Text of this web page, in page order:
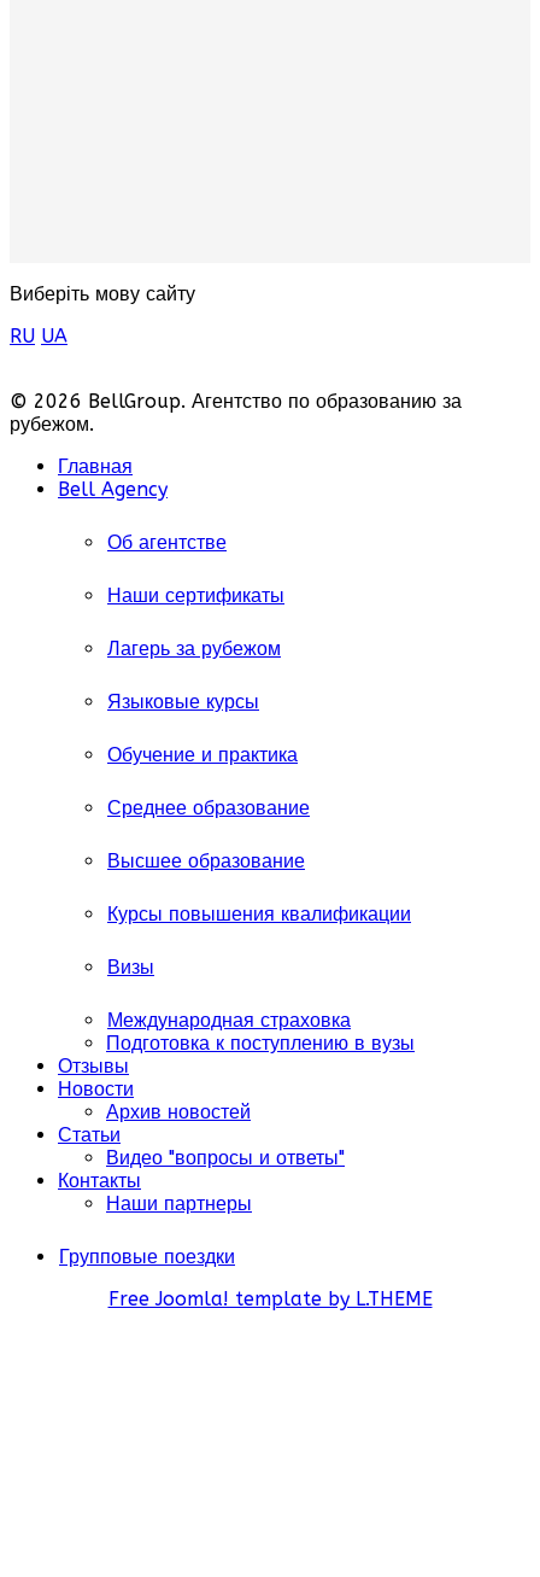
Виберіть мову сайту
RU UA
© 2026 BellGroup. Агентство по образованию за
рубежом.
Главная
Bell Agency
Об агентстве
Наши сертификаты
Лагерь за рубежом
Языковые курсы
Обучение и практика
Среднее образование
Высшее образование
Курсы повышения квалификации
Визы
Международная страховка
Подготовка к поступлению в вузы
Отзывы
Новости
Архив новостей
Статьи
Видео "вопросы и ответы"
Контакты
Наши партнеры
Групповые поездки
Free Joomla! template by L.THEME